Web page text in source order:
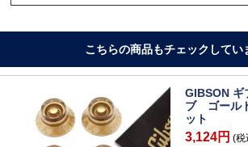
こちらの商品もチェックしてい
GIBSON ギ
ブ ゴール
ット
3,124円 (税